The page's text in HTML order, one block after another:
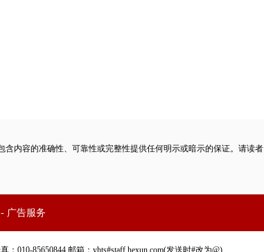
内容的准确性、可靠性或完整性提供任何明示或暗示的保证。请读者
- 广告服务
010-85650844 邮箱：yhts#staff.hexun.com(发送时#改为@)